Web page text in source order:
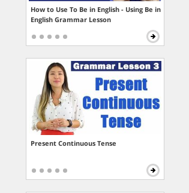
How to Use To Be in English - Using Be in
English Grammar Lesson
Present Continuous Tense